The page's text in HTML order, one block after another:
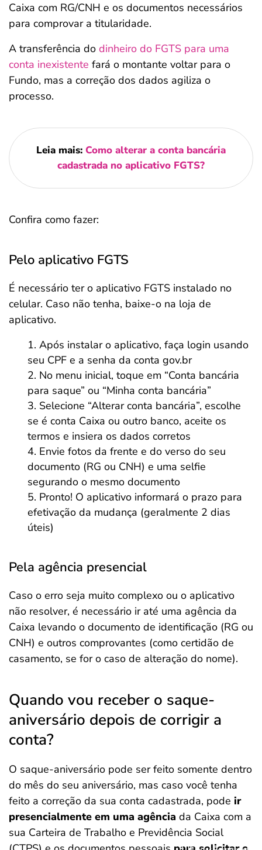
Caixa com RG/CNH e os documentos necessários
para comprovar a titularidade.
A transferência do dinheiro do FGTS para uma
conta inexistente fará o montante voltar para o
Fundo, mas a correção dos dados agiliza o
processo.
Leia mais: Como alterar a conta bancária
cadastrada no aplicativo FGTS?
Confira como fazer:
Pelo aplicativo FGTS
É necessário ter o aplicativo FGTS instalado no
celular. Caso não tenha, baixe-o na loja de
aplicativo.
Após instalar o aplicativo, faça login usando
seu CPF e a senha da conta gov.br
No menu inicial, toque em “Conta bancária
para saque” ou “Minha conta bancária”
Selecione “Alterar conta bancária”, escolhe
se é conta Caixa ou outro banco, aceite os
termos e insiera os dados corretos
Envie fotos da frente e do verso do seu
documento (RG ou CNH) e uma selfie
segurando o mesmo documento
Pronto! O aplicativo informará o prazo para
efetivação da mudança (geralmente 2 dias
úteis)
Pela agência presencial
Caso o erro seja muito complexo ou o aplicativo
não resolver, é necessário ir até uma agência da
Caixa levando o documento de identificação (RG ou
CNH) e outros comprovantes (como certidão de
casamento, se for o caso de alteração do nome).
Quando vou receber o saque-
aniversário depois de corrigir a
conta?
O saque-aniversário pode ser feito somente dentro
do mês do seu aniversário, mas caso você tenha
feito a correção da sua conta cadastrada, pode ir
presencialmente em uma agência da Caixa com a
sua Carteira de Trabalho e Previdência Social